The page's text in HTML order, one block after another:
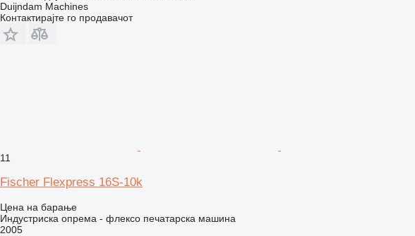
Duijndam Machines
Контактирајте го продавачот
11
Fischer Flexpress 16S-10k
Цена на барање
Индустриска опрема - флексо печатарска машина
2005